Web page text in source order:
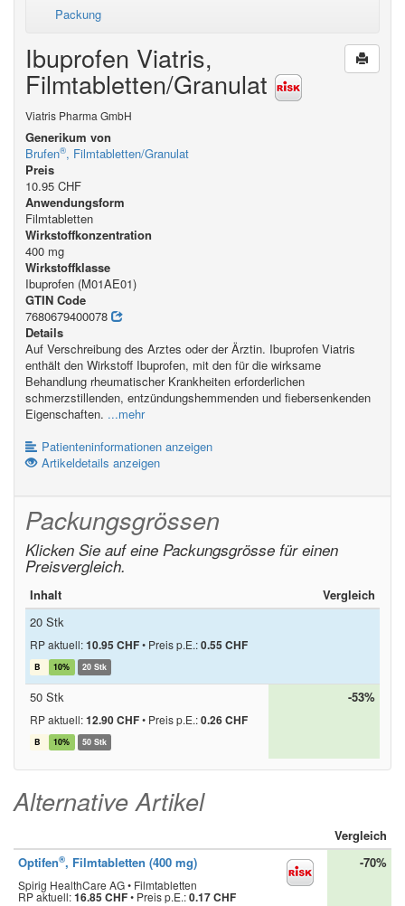
Packung
Ibuprofen Viatris,
Filmtabletten/Granulat
Viatris Pharma GmbH
Generikum von
Brufen®, Filmtabletten/Granulat
Preis
10.95 CHF
Anwendungsform
Filmtabletten
Wirkstoffkonzentration
400 mg
Wirkstoffklasse
Ibuprofen (M01AE01)
GTIN Code
7680679400078
Details
Auf Verschreibung des Arztes oder der Ärztin. Ibuprofen Viatris
enthält den Wirkstoff Ibuprofen, mit den für die wirksame
Behandlung rheumatischer Krankheiten erforderlichen
schmerzstillenden, entzündungshemmenden und fiebersenkenden
Eigenschaften. ...mehr
Patienteninformationen anzeigen
Artikeldetails anzeigen
Packungsgrössen
Klicken Sie auf eine Packungsgrösse für einen
Preisvergleich.
Inhalt
Vergleich
20 Stk
RP aktuell:10.95 CHF• Preis p.E.:0.55 CHF
B 10% 20 Stk
50 Stk
RP aktuell:12.90 CHF• Preis p.E.:0.26 CHF
B 10% 50 Stk
-53%
Alternative Artikel
Vergleich
Optifen®, Filmtabletten (400 mg)
Spirig HealthCare AG • Filmtabletten
RP aktuell:16.85 CHF• Preis p.E.:0.17 CHF
-70%